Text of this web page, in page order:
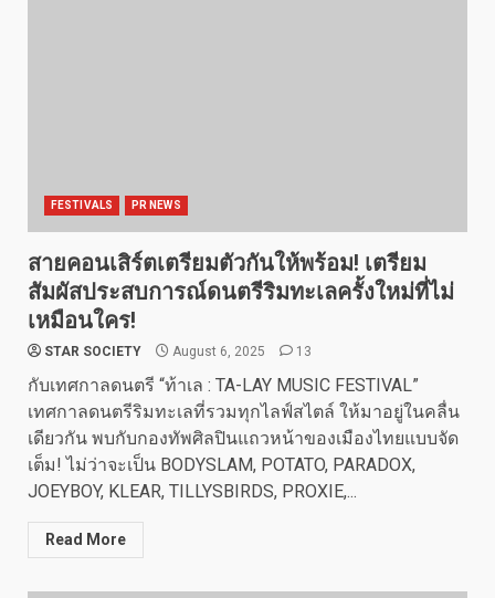
FESTIVALS PR NEWS
สายคอนเสิร์ตเตรียมตัวกันให้พร้อม! เตรียม
สัมผัสประสบการณ์ดนตรีริมทะเลครั้งใหม่ที่ไม่
เหมือนใคร!
STAR SOCIETY August 6, 2025 13
กับเทศกาลดนตรี “ท้าเล : TA-LAY MUSIC FESTIVAL”
เทศกาลดนตรีริมทะเลที่รวมทุกไลฟ์สไตล์ ให้มาอยู่ในคลื่น
เดียวกัน พบกับกองทัพศิลปินแถวหน้าของเมืองไทยแบบจัด
เต็ม! ไม่ว่าจะเป็น BODYSLAM, POTATO, PARADOX,
JOEYBOY, KLEAR, TILLYSBIRDS, PROXIE,...
Read More